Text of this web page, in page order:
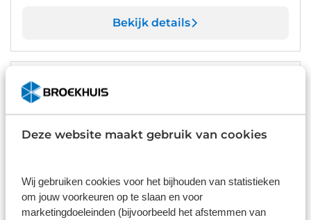
Deze website maakt gebruik van cookies
Wij gebruiken cookies voor het bijhouden van statistieken
om jouw voorkeuren op te slaan en voor
marketingdoeleinden (bijvoorbeeld het afstemmen van
Bekijk details
Lease & Relax